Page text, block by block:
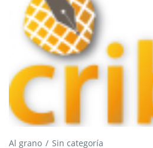
Al grano Sin categoría